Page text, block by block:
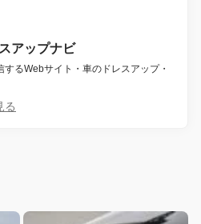
アップナビ
るWebサイト・車のドレスアップ・
る